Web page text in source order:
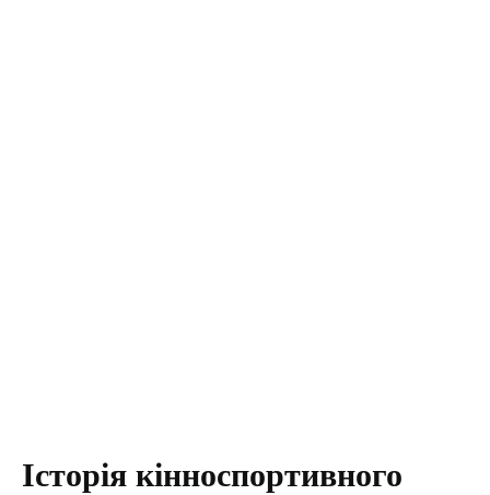
Історія кінноспортивного